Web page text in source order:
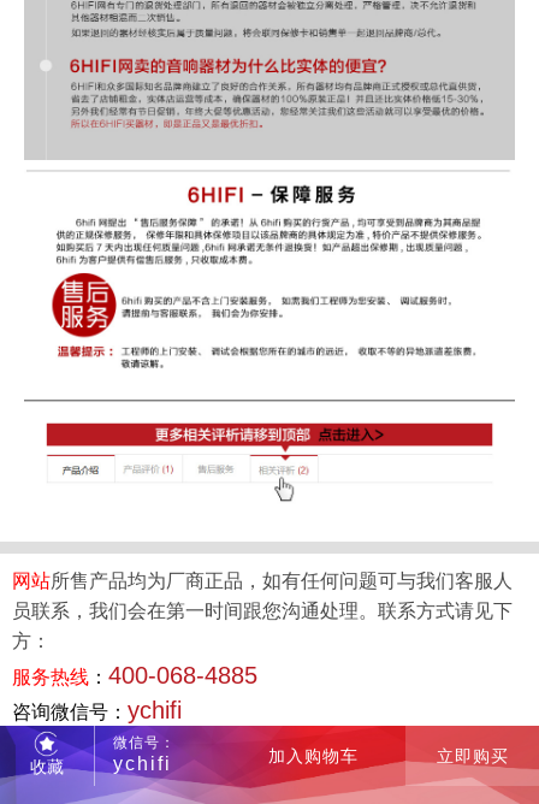
网站所售产品均为厂商正品，如有任何问题可与我们客服人
员联系，我们会在第一时间跟您沟通处理。联系方式请见下
方：
服务热线 ： 400-068-4885
咨询微信号： ychifi
收藏
微信号：
ychifi 加入购物车 立即购买